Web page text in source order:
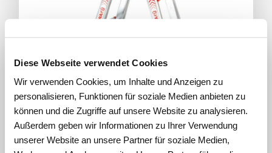
Diese Webseite verwendet Cookies
Wir verwenden Cookies, um Inhalte und Anzeigen zu
personalisieren, Funktionen für soziale Medien anbieten zu
können und die Zugriffe auf unsere Website zu analysieren.
Außerdem geben wir Informationen zu Ihrer Verwendung
unserer Website an unsere Partner für soziale Medien,